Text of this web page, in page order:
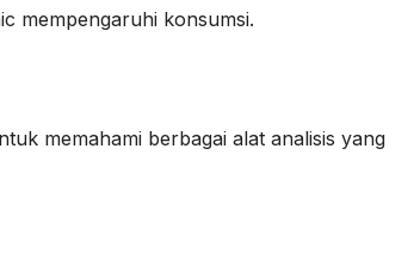
mempengaruhi konsumsi.
memahami berbagai alat analisis yang